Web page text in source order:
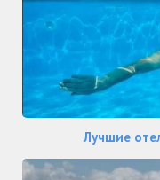
Лучшие